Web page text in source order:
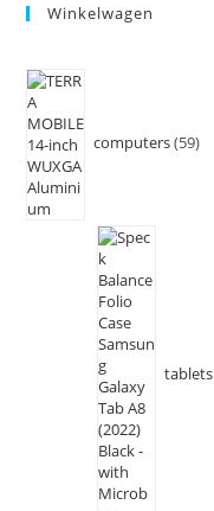
Winkelwagen
computers 59
tablets